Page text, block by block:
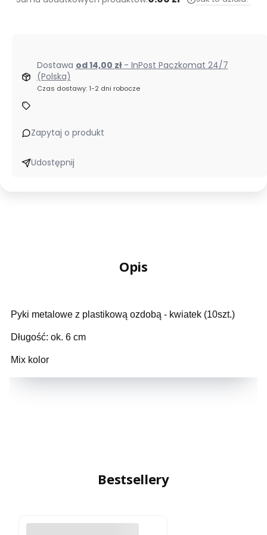
Dostawa od 14,00 zł - InPost Paczkomat 24/7
(Polska)
Czas dostawy: 1-2 dni robocze
Zapytaj o produkt
Udostępnij
Opis
Pyki metalowe z plastikową ozdobą - kwiatek (10szt.)
Długość: ok. 6 cm
Mix kolor
Bestsellery